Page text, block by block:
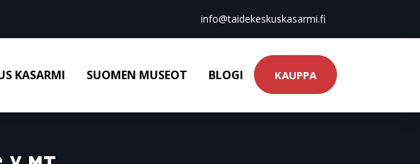
info@taidekeskuskasarmi.fi
KASARMI SUOMEN MUSEOT BLOGI KAUPPA